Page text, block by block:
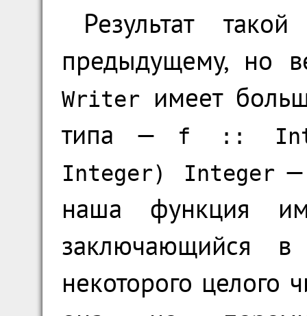
Результат
предыдущему, но
Writer
имеет
типа —
f ::
Integer) Integer
наша функция
заключающийся в
некоторого целого